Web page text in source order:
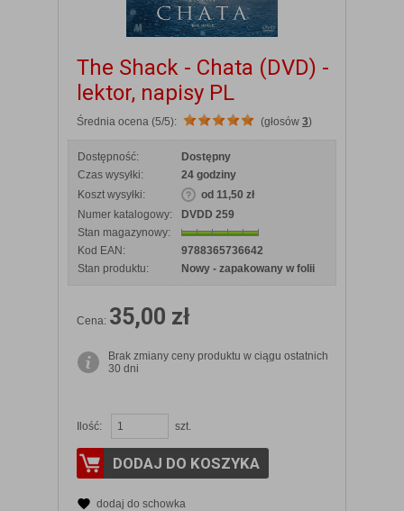
The Shack - Chata (DVD) -
lektor, napisy PL
Średnia ocena (5/5): (głosów 3)
Dostępność:
Dostępny
Czas wysyłki:
24 godziny
Koszt wysyłki:
od 11,50 zł
Numer katalogowy:
DVDD 259
Stan magazynowy:
Kod EAN:
9788365736642
Stan produktu:
Nowy - zapakowany w folii
Cena: 35,00 zł
Brak zmiany ceny produktu w ciągu ostatnich
30 dni
Ilość: szt.
DODAJ DO KOSZYKA
dodaj do schowka